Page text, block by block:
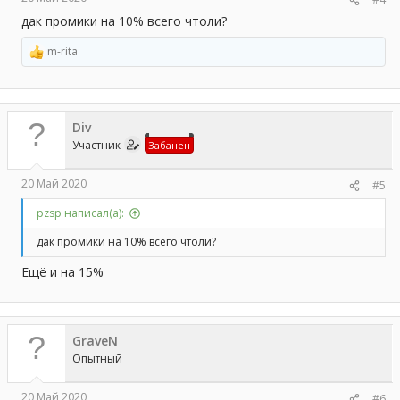
дак промики на 10% всего чтоли?
Р
е
а
к
ц
и
и
m-rita
Div
Участник Забанен
20 Май 2020
#5
pzsp написал(а):
дак промики на 10% всего чтоли?
Ещё и на 15%
GraveN
Опытный
20 Май 2020